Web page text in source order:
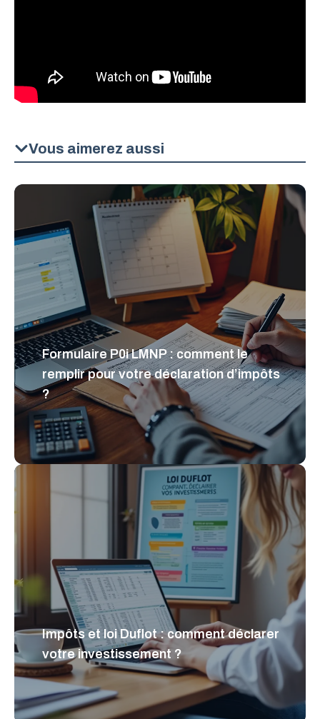
Vous aimerez aussi
Formulaire P0i LMNP : comment le
remplir pour votre déclaration d’impôts
?
Impôts et loi Duflot : comment déclarer
votre investissement ?